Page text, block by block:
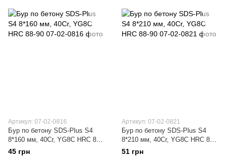
Артикул: 07-02-0816
Бур по бетону SDS-Plus S4
8*160 мм, 40Cr, YG8C HRC 88-
90
45 грн
Артикул: 07-02-0821
Бур по бетону SDS-Plus S4
8*210 мм, 40Cr, YG8C HRC 88-
90
51 грн